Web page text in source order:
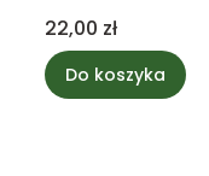
Cena
22,00 zł
Do koszyka